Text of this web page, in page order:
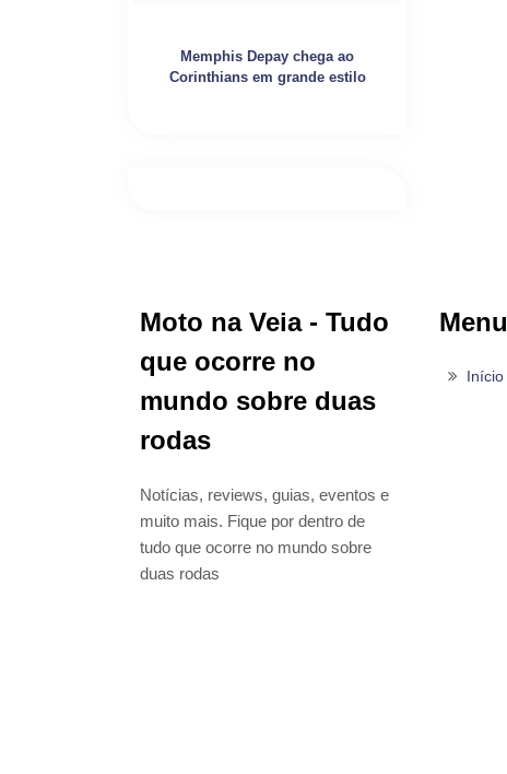
Memphis Depay chega ao
Corinthians em grande estilo
Moto na Veia - Tudo
que ocorre no
mundo sobre duas
rodas
Notícias, reviews, guias, eventos e
muito mais. Fique por dentro de
tudo que ocorre no mundo sobre
duas rodas
Menu
Início